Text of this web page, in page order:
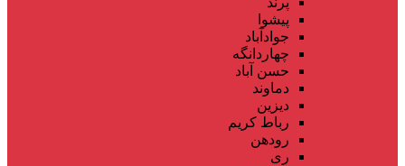
پیشوا
جوادآباد
چهاردانگه
حسن آباد
دماوند
دیزین
رباط کریم
رودهن
ری